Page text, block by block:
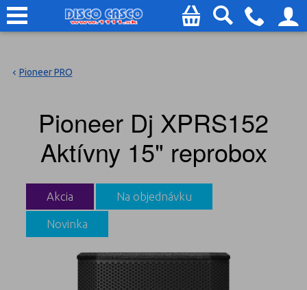
Pioneer PRO
Pioneer Dj XPRS152
Aktívny 15" reprobox
Akcia Na objednávku
Novinka